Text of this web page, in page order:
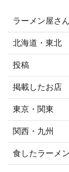
ラーメン屋さ
北海道・東北
投稿
掲載したお店
東京・関東
関西・九州
食したラーメン